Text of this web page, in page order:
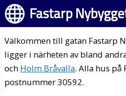
Fastarp
Välkommen till gatan Fastarp
ligger i närheten av bland
och Holm Bråvalla. Alla hus på
postnummer 30592.